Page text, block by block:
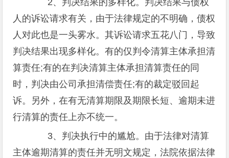
2、判决结果的多样化。判决结果与债权
人的诉讼请求有关，由于法律规定的不明确，债权
人对此也是一头雾水。其诉讼请求五花八门，导致
判决结果出现多样化。有的仅判令清算主体承担清
算责任;有的在判决清算主体承担清算责任的同
时，判决由公司承担清偿责任;有的裁定驳回起
诉。另外，在有无清算期限及期限长短、逾期未进
行清算的责任上亦不统一。
3、判决执行中的尴尬。由于法律对清算
主体逾期清算的责任并无明文规定，法院依据法律